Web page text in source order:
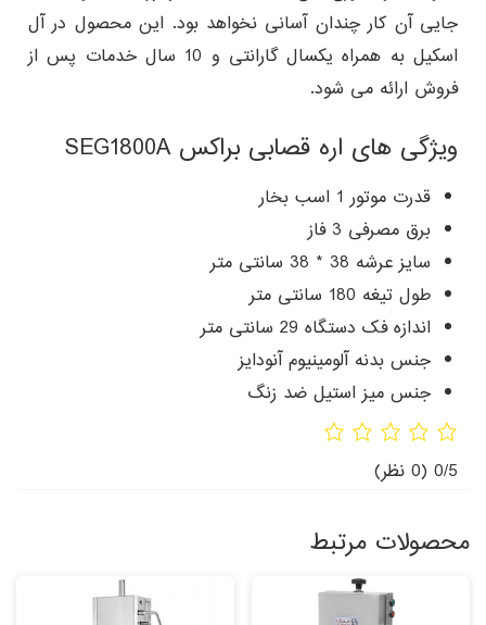
جایی آن کار چندان آسانی نخواهد بود. این محصول در آل
اسکیل به همراه یکسال گارانتی و 10 سال خدمات پس از
فروش ارائه می شود.
ویژگی های اره قصابی براکس SEG1800A
قدرت موتور 1 اسب بخار
برق مصرفی 3 فاز
سایز عرشه 38 * 38 سانتی متر
طول تیغه 180 سانتی متر
اندازه فک دستگاه 29 سانتی متر
جنس بدنه آلومینیوم آنودایز
جنس میز استیل ضد زنگ
0/5 (0 نظر)
محصولات مرتبط